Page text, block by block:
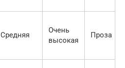
Средняя
Очень
высокая
Проза